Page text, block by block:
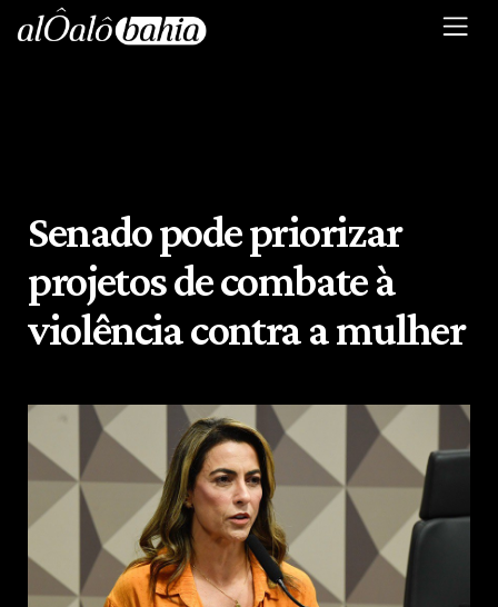
Senado pode priorizar
projetos de combate à
violência contra a mulher